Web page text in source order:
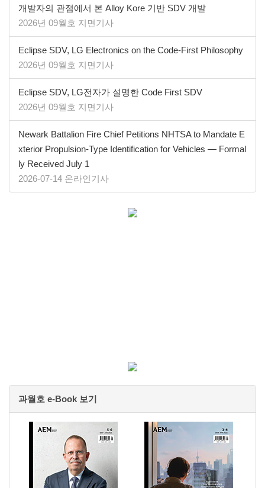
개발자의 관점에서 본 Alloy Kore 기반 SDV 개발
2026년 09월호 지면기사
​​​​​​​Eclipse SDV, LG Electronics on the Code-First Philosophy
2026년 09월호 지면기사
Eclipse SDV, LG전자가 설명한 Code First SDV
2026년 09월호 지면기사
Newark Battalion Fire Chief Petitions NHTSA to Mandate E
xterior Propulsion-Type Identification for Vehicles — Formal
ly Received July 1
2026-07-14 온라인기사
과월호 e-Book 보기